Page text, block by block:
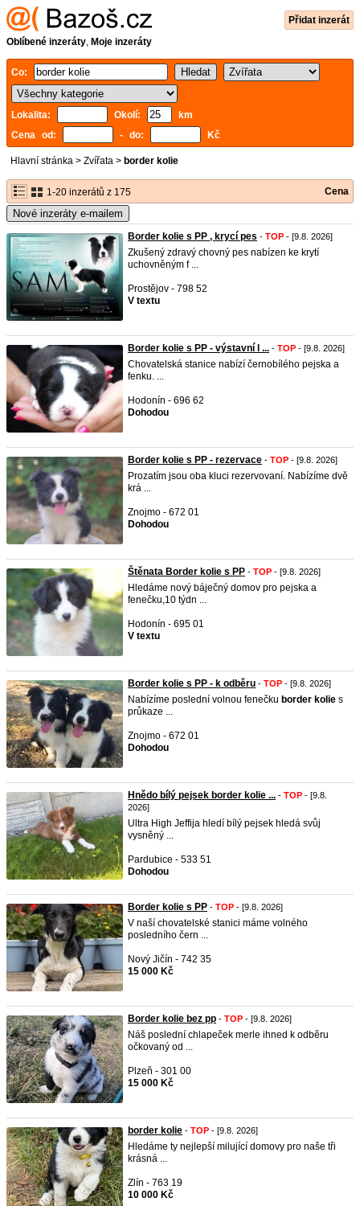
Přidat inzerát
Oblíbené inzeráty, Moje inzeráty
Co:
Lokalita: Okolí:
km
Cena od:
- do: Kč
Hlavní stránka > Zvířata > border kolie
1-20 inzerátů z 175 Cena
Nové inzeráty e-mailem
Border kolie s PP , krycí pes - TOP - [9.8. 2026]
Zkušený zdravý chovný pes nabízen ke krytí
uchovněným f ...
Prostějov - 798 52
V textu
Border kolie s PP - výstavní l ... - TOP - [9.8. 2026]
Chovatelská stanice nabízí černobílého pejska a
fenku. ...
Hodonín - 696 62
Dohodou
Border kolie s PP - rezervace - TOP - [9.8. 2026]
Prozatím jsou oba kluci rezervovaní. Nabízíme dvě
krá ...
Znojmo - 672 01
Dohodou
Štěnata Border kolie s PP - TOP - [9.8. 2026]
Hledáme nový báječný domov pro pejska a
fenečku,10 týdn ...
Hodonín - 695 01
V textu
Border kolie s PP - k odběru - TOP - [9.8. 2026]
Nabízíme poslední volnou fenečku border kolie s
průkaze ...
Znojmo - 672 01
Dohodou
Hnědo bílý pejsek border kolie ... - TOP - [9.8.
2026]
Ultra High Jeffija hledí bílý pejsek hledá svůj
vysněný ...
Pardubice - 533 51
Dohodou
Border kolie s PP - TOP - [9.8. 2026]
V naší chovatelské stanici máme volného
posledního čern ...
Nový Jičín - 742 35
15 000 Kč
Border kolie bez pp - TOP - [9.8. 2026]
Náš poslední chlapeček merle ihned k odběru
očkovaný od ...
Plzeň - 301 00
15 000 Kč
border kolie - TOP - [9.8. 2026]
Hledáme ty nejlepší milující domovy pro naše tři
krásná ...
Zlín - 763 19
10 000 Kč